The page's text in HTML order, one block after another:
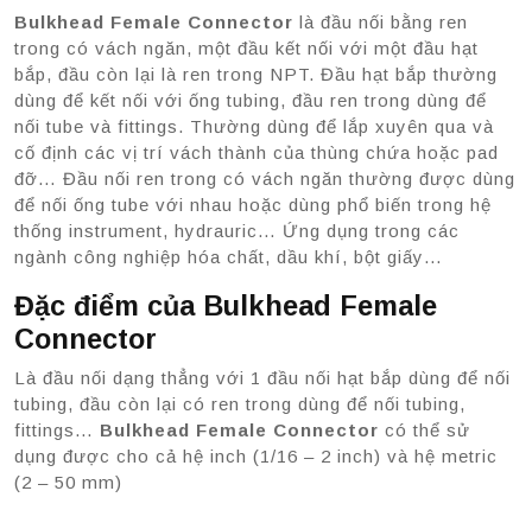
Bulkhead Female Connector là đầu nối bằng ren
trong có vách ngăn, một đầu kết nối với một đầu hạt
bắp, đầu còn lại là ren trong NPT. Đầu hạt bắp thường
dùng để kết nối với ống tubing, đầu ren trong dùng để
nối tube và fittings. Thường dùng để lắp xuyên qua và
cố định các vị trí vách thành của thùng chứa hoặc pad
đỡ… Đầu nối ren trong có vách ngăn thường được dùng
để nối ống tube với nhau hoặc dùng phổ biến trong hệ
thống instrument, hydrauric… Ứng dụng trong các
ngành công nghiệp hóa chất, dầu khí, bột giấy…
Đặc điểm của Bulkhead Female
Connector
Là đầu nối dạng thẳng với 1 đầu nối hạt bắp dùng để nối
tubing, đầu còn lại có ren trong dùng để nối tubing,
fittings… Bulkhead Female Connector có thể sử
dụng được cho cả hệ inch (1/16 – 2 inch) và hệ metric
(2 – 50 mm)